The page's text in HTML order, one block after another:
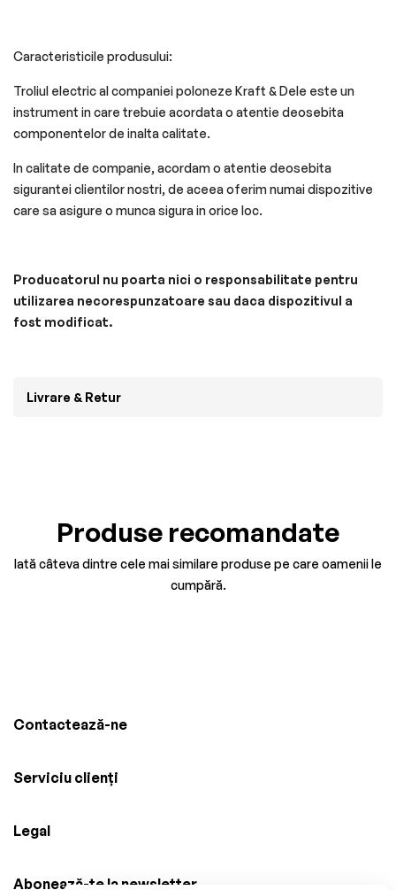
Caracteristicile produsului:
Troliul electric al companiei poloneze Kraft & Dele este un
instrument in care trebuie acordata o atentie deosebita
componentelor de inalta calitate.
In calitate de companie, acordam o atentie deosebita
sigurantei clientilor nostri, de aceea oferim numai dispozitive
care sa asigure o munca sigura in orice loc.
Producatorul nu poarta nici o responsabilitate pentru
utilizarea necorespunzatoare sau daca dispozitivul a
fost modificat.
Livrare & Retur
Produse recomandate
Iată câteva dintre cele mai similare produse pe care oamenii le
cumpără.
Contactează-ne
Serviciu clienți
Legal
Abonează-te la newsletter